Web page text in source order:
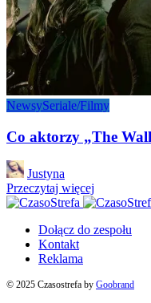
NewsySeriale/Filmy
Co aktorzy „The
Posted
by
Justyna
Przeczytaj więcej
Dołącz do zespołu
Kontakt
Reklama
© 2025 Czasostrefa by Goobrand